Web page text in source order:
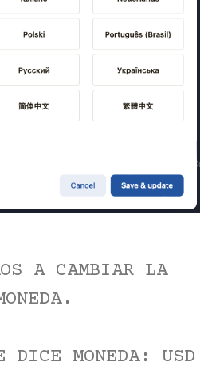
A CAMBIAR LA
DICE MONEDA: USD